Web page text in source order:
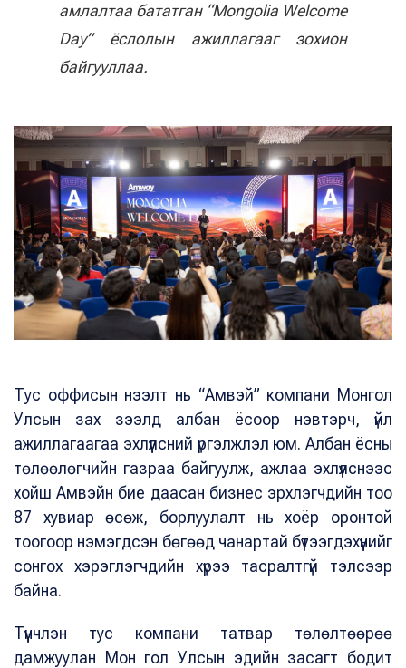
амлалтаа бататган “Mongolia Welcome
Day” ёслолын ажиллагааг зохион
байгууллаа.
Тус оффисын нээлт нь “Амвэй” компани Монгол
Улсын зах зээлд албан ёсоор нэвтэрч, үйл
ажиллагаагаа эхлүүлсний үргэлжлэл юм. Албан ёсны
төлөөлөгчийн газраа байгуулж, ажлаа эхлүүлснээс
хойш Амвэйн бие даасан бизнес эрхлэгчдийн тоо
87 хувиар өсөж, борлуулалт нь хоёр оронтой
тоогоор нэмэгдсэн бөгөөд чанартай бүтээгдэхүүнийг
сонгох хэрэглэгчдийн хүрээ тасралтгүй тэлсээр
байна.
Түүнчлэн тус компани татвар төлөлтөөрөө
дамжуулан Мон гол Улсын эдийн засагт бодит